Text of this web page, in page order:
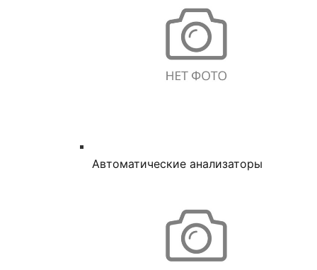
Автоматические анализаторы